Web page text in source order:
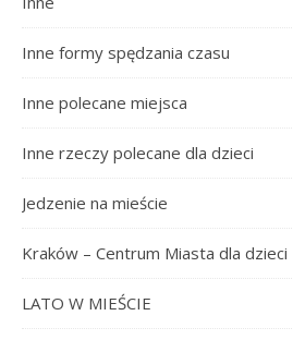
Inne formy spędzania czasu
Inne polecane miejsca
Inne rzeczy polecane dla dzieci
Jedzenie na mieście
Kraków – Centrum Miasta dla dzieci
LATO W MIEŚCIE